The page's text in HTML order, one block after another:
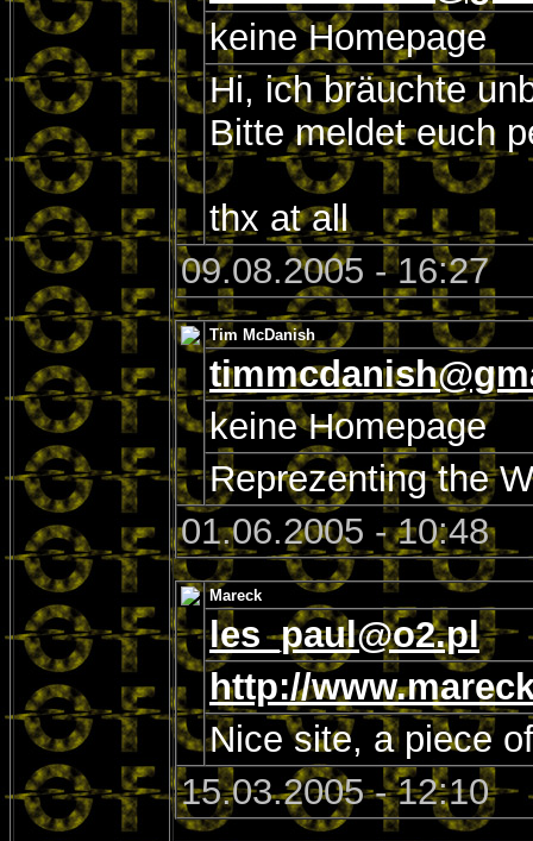
keine Homepage
Hi, ich bräuchte
Bitte meldet euch
thx at all
09.08.2005 - 16:27
Tim McDanish
keine Homepage
Reprezenting the
01.06.2005 - 10:48
Mareck
les_paul@o2.pl
http://
Nice site, a piece
15.03.2005 - 12:10